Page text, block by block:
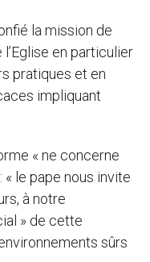
la mission de
en particulier
pratiques et en
impliquant
« ne concerne
le pape nous invite
à notre
» de cette
sûrs